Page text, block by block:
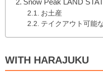
お土産
テイクアウト可能
WITH HARAJUKU